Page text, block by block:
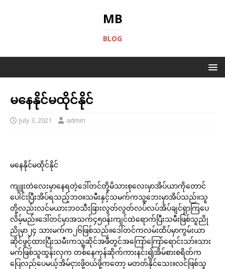
MB
BLOG
မနေနိုင်မထိုင်နိုင်
July 3, 2021 admin
မနေနိုင်မထိုင်နိုင်
ကျူးတဲလေးမှာနေရတဲ့ဒေါ်တင်တို့မိသားစုလေးမှာအိပ်ယာကိုတောင်
ပေါင်းပြီးအိပ်ရသည့်ဘဝ။သမီးနှင့်သမက်ကသူ့ဘေးမှာအိပ်သည်။သူ
တို့လည်းလင်မယားဘဝသီးခြားလွတ်လွတ်လပ်လပ်အိပ်ချင်ရှာကြပေ
လိမ့်မည်။ဒေါ်တင်မှာအသက်၄၅ဝန်းကျင်ထဲရောက်ပြီးသမီးဖြစ်သူညို
ညိုမှာ၂၄ သားမက်က၂၆ဖြစ်သည်။ဒေါ်တင်ကလမ်းထိပ်မှာကွမ်းယာ
ဆိုင်ဖွင့်ထားပြီးသမီးကသူ့ဆိုင်အဖီတွင်အကြော်ကြော်ရောင်းသာ်။သား
မက်ဖြစ်သူထွန်းလှက တစ်နေကုန်ဆိုက်ကားနင်း၍အိမ်စားစရိတ်က
ပြေလည်ပေမယ့်အိမ်ငှားဖို့ဝယ်ဖို့ကတော့ မတတ်နိုင်သေး။လင်ဖြစ်သူ